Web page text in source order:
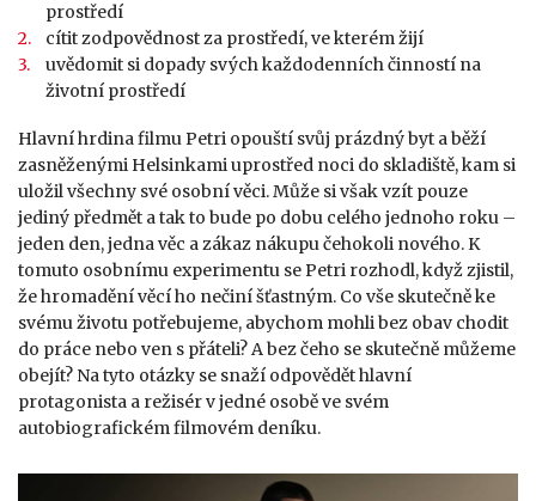
prostředí
cítit zodpovědnost za prostředí, ve kterém žijí
uvědomit si dopady svých každodenních činností na
životní prostředí
Hlavní hrdina filmu Petri opouští svůj prázdný byt a běží
zasněženými Helsinkami uprostřed noci do skladiště, kam si
uložil všechny své osobní věci. Může si však vzít pouze
jediný předmět a tak to bude po dobu celého jednoho roku –
jeden den, jedna věc a zákaz nákupu čehokoli nového. K
tomuto osobnímu experimentu se Petri rozhodl, když zjistil,
že hromadění věcí ho nečiní šťastným. Co vše skutečně ke
svému životu potřebujeme, abychom mohli bez obav chodit
do práce nebo ven s přáteli? A bez čeho se skutečně můžeme
obejít? Na tyto otázky se snaží odpovědět hlavní
protagonista a režisér v jedné osobě ve svém
autobiografickém filmovém deníku.